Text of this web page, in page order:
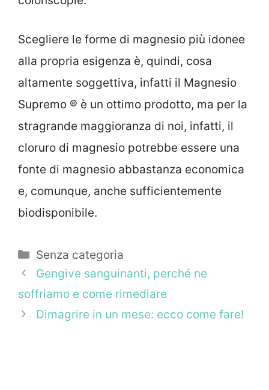
Scegliere le forme di magnesio più idonee
alla propria esigenza è, quindi, cosa
altamente soggettiva, infatti il Magnesio
Supremo ® è un ottimo prodotto, ma per la
stragrande maggioranza di noi, infatti, il
cloruro di magnesio potrebbe essere una
fonte di magnesio abbastanza economica
e, comunque, anche sufficientemente
biodisponibile.
Categorie
Senza categoria
Gengive sanguinanti, perché ne
soffriamo e come rimediare
Dimagrire in un mese: ecco come fare!